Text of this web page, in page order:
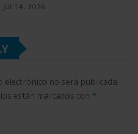
Jul 14, 2026
electrónico no será publicada.
están marcados con *